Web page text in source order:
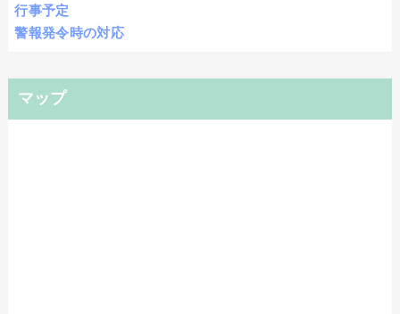
行事予定
警報発令時の対応
マップ